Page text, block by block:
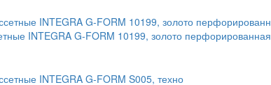
INTEGRA G-FORM 10199, золото перфорированная